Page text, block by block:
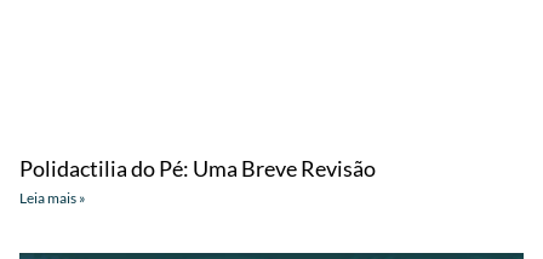
Polidactilia do Pé: Uma Breve Revisão
Leia mais »